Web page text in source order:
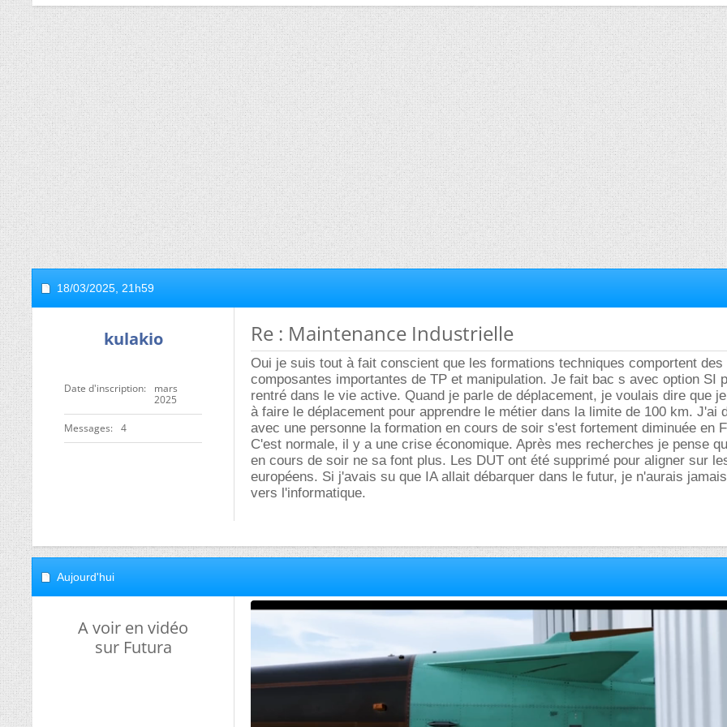
18/03/2025, 21h59
kulakio
Date d'inscription
mars
2025
Messages 4
Re : Maintenance Industrielle
Oui je suis tout à fait conscient que les formations techniques comportent des
composantes importantes de TP et manipulation. Je fait bac s avec option SI
rentré dans le vie active. Quand je parle de déplacement, je voulais dire que
à faire le déplacement pour apprendre le métier dans la limite de 100 km. J'ai
avec une personne la formation en cours de soir s'est fortement diminuée en
C'est normale, il y a une crise économique. Après mes recherches je pense
en cours de soir ne sa font plus. Les DUT ont été supprimé pour aligner sur
européens. Si j'avais su que IA allait débarquer dans le futur, je n'aurais
vers l'informatique.
Aujourd'hui
A voir en vidéo
sur Futura